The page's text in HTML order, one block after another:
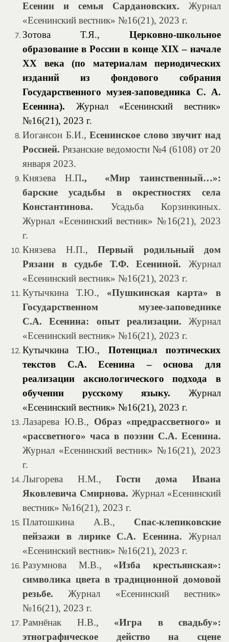
Есенин и семья Сардановских. Журнал
«Есенинский вестник» №16(21), 2023 г.
Зотова Т.Я., Церковно-школьное
образование в России в конце XIX – начале
ХХ века (по материалам периодических
изданий из фондового собрания
Государственного музея-заповедника С. А.
Есенина). Журнал «Есенинский вестник»
№16(21), 2023 г.
Иогансон Б.И.,Есенинское слово звучит над
Россией. Рязанские ведомости №4 (6108) от 20
января 2023.
Князева Н.П.,
«Мир таинственный…»:
барские усадьбы в окрестностях села
Константинова. Усадьба Корзинкиных.
Журнал «Есенинский вестник» №16(21), 2023
г.
Князева Н.П., Первый родильный дом
Рязани в судьбе Т.Ф. Есениной. Журнал
«Есенинский вестник» №16(21), 2023 г.
Кутычкина Т.Ю., «Пушкинская карта» в
Государственном музее-заповеднике
С.А. Есенина: опыт реализации. Журнал
«Есенинский вестник» №16(21), 2023 г.
Кутычкина Т.Ю., Потенциал поэтических
текстов С.А. Есенина – основа для
реализации аксиологического подхода в
обучении русскому языку. Журнал
«Есенинский вестник» №16(21), 2023 г.
Лазарева Ю.В., Образ «предрассветного» и
«рассветного» часа в поэзии С.А. Есенина.
Журнал «Есенинский вестник» №16(21), 2023
г.
Лыгорева Н.М., Гости дома Ивана
Яковлевича Смирнова. Журнал «Есенинский
вестник» №16(21), 2023 г.
Платошкина А.В., Спас-клепиковские
пейзажи в лирике С.А. Есенина. Журнал
«Есенинский вестник» №16(21), 2023 г.
Разумнова М.В., «Изба крестьянская»:
символика цвета в традиционной домовой
резьбе.Журнал «Есенинский вестник»
№16(21), 2023 г.
Рамнёнак Н.В., «Игра в свадьбу»:
этнографическое действо на сцене